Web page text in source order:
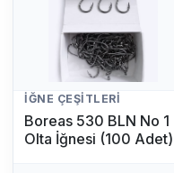
İĞNE ÇEŞITLERI
Boreas 530 BLN No 1
Olta İğnesi (100 Adet)